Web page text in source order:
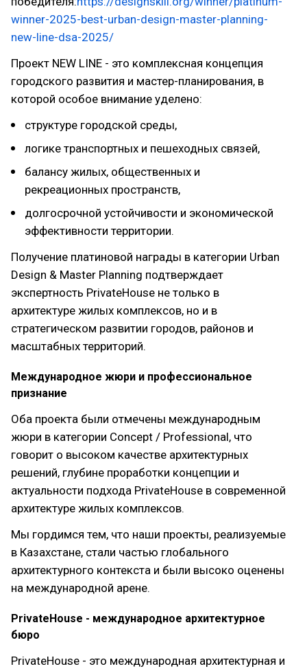
winner-2025-best-urban-design-master-planning-
new-line-dsa-2025/
Проект NEW LINE - это комплексная концепция
городского развития и мастер-планирования, в
которой особое внимание уделено:
структуре городской среды,
логике транспортных и пешеходных связей,
балансу жилых, общественных и
рекреационных пространств,
долгосрочной устойчивости и экономической
эффективности территории.
Получение платиновой награды в категории Urban
Design & Master Planning подтверждает
экспертность PrivateHouse не только в
архитектуре жилых комплексов, но и в
стратегическом развитии городов, районов и
масштабных территорий.
Международное жюри и профессиональное
признание
Оба проекта были отмечены международным
жюри в категории Concept / Professional, что
говорит о высоком качестве архитектурных
решений, глубине проработки концепции и
актуальности подхода PrivateHouse в современной
архитектуре жилых комплексов.
Мы гордимся тем, что наши проекты, реализуемые
в Казахстане, стали частью глобального
архитектурного контекста и были высоко оценены
на международной арене.
PrivateHouse - международное архитектурное
бюро
PrivateHouse - это международная архитектурная и